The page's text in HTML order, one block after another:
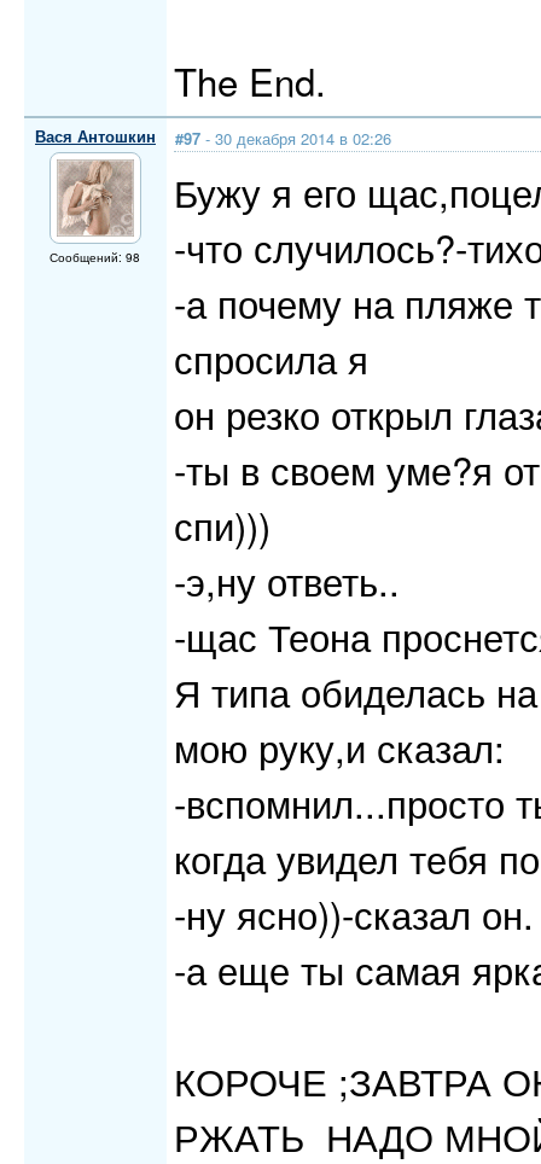
The End.
Вася Антошкин
Сообщений: 98
#97 - 30 декабря 2014 в 02:26
Бужу я его
-что случилось?-
-а почему на пляже
спросила я
он резко открыл
-ты в своем уме?я
спи)))
-э,ну ответь..
-щас Теона
Я типа обиделась
мою руку,и сказал:
-вспомнил...просто
когда увидел тебя
-ну ясно))-сказал он.
-а еще ты самая
КОРОЧЕ ;ЗАВТРА
РЖАТЬ НАДО